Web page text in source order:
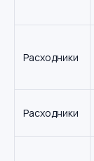
Расходники
Расходники